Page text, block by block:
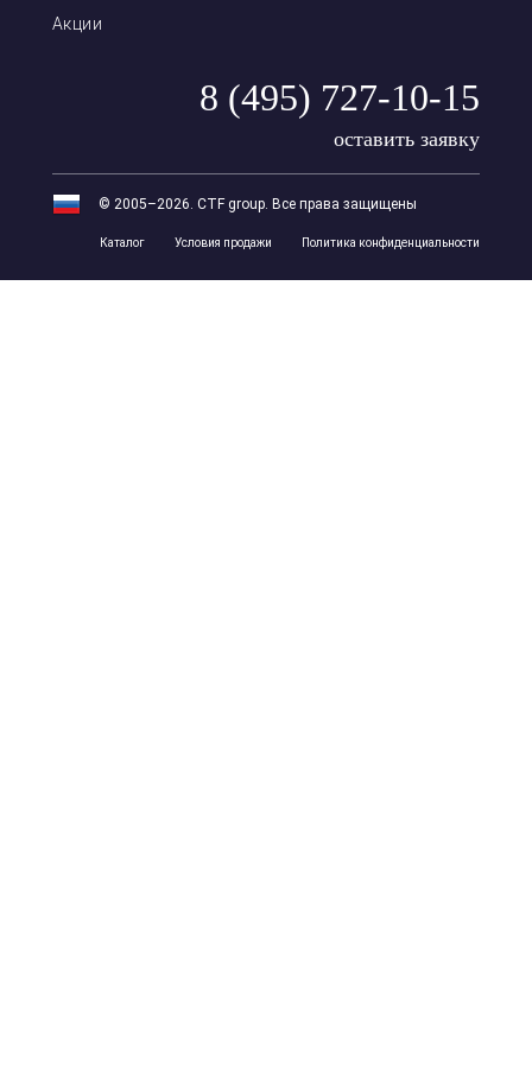
Акции
8 (495) 727-10-15
оставить заявку
© 2005–2026. CTF group. Все права защищены
Каталог Условия продажи Политика конфиденциальности